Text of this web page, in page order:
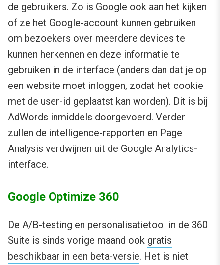
de gebruikers. Zo is Google ook aan het kijken
of ze het Google-account kunnen gebruiken
om bezoekers over meerdere devices te
kunnen herkennen en deze informatie te
gebruiken in de interface (anders dan dat je op
een website moet inloggen, zodat het cookie
met de user-id geplaatst kan worden). Dit is bij
AdWords inmiddels doorgevoerd. Verder
zullen de intelligence-rapporten en Page
Analysis verdwijnen uit de Google Analytics-
interface.
Google Optimize 360
De A/B-testing en personalisatietool in de 360
Suite is sinds vorige maand ook gratis
beschikbaar in een beta-versie. Het is niet